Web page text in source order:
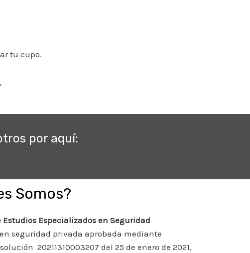
tu cupo.
por aquí:
Somos?
Estudios Especializados en Seguridad
seguridad privada aprobada mediante
20211310003207 del 25 de enero de 2021,